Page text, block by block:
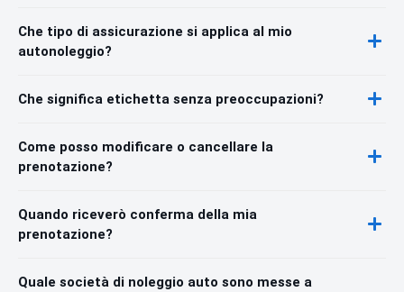
Che tipo di assicurazione si applica al mio
autonoleggio?
Che significa etichetta senza preoccupazioni?
Come posso modificare o cancellare la
prenotazione?
Quando riceverò conferma della mia
prenotazione?
Quale società di noleggio auto sono messe a